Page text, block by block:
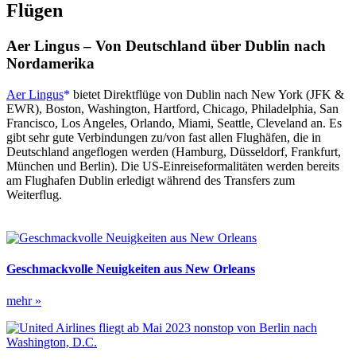
Flügen
Aer Lingus – Von Deutschland über Dublin nach
Nordamerika
Aer Lingus
bietet Direktflüge von Dublin nach New York (JFK &
EWR), Boston, Washington, Hartford, Chicago, Philadelphia, San
Francisco, Los Angeles, Orlando, Miami, Seattle, Cleveland an. Es
gibt sehr gute Verbindungen zu/von fast allen Flughäfen, die in
Deutschland angeflogen werden (Hamburg, Düsseldorf, Frankfurt,
München und Berlin). Die US-Einreiseformalitäten werden bereits
am Flughafen Dublin erledigt während des Transfers zum
Weiterflug.
Geschmackvolle Neuigkeiten aus New Orleans
Geschmackvolle
aus
New
mehr »